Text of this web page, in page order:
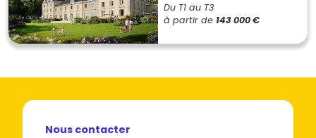
Du T1 au T3
à partir de 143 000 €
Nous contacter